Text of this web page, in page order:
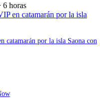
6 horas
catamarán por la isla Saona con